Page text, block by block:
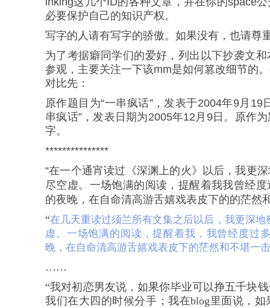
必要保护自己的知识产权。
写字的人请有写字的骄傲。如果没有，也请尊
为了考据癖同学们的爱好，列出以下抄袭文
参观，主要关注一下该mm是如何篡改细节的
对比先：
原作题目为“一串疯话”，发表于2004年9月19
串疯话”，发表日期为2005年12月9日。原作
字。
***************
“在一个通宵读过《深渊上的火》以后，我更
尽空虚。一场饱满的阅读，提醒着我我曾经
的夜晚，在自命清高游舌嬉戏表皮下的的茫然
“在几天重读过须兰所有文集之后以后，我更深
虚。一场饱满的阅读，提醒着我，我曾经度过
晚，在自命清高游舌嬉戏表皮下的茫然和不堪一
……
“我对初恋男友说，如果你毕业可以挣五千块
我们在大四的时候分手；我在blog 里面说，